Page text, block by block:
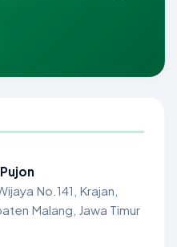
No.141, Krajan,
Malang, Jawa Timur